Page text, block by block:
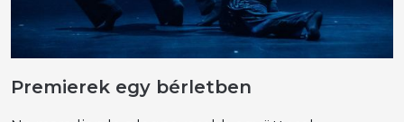
Premierek egy bérletben